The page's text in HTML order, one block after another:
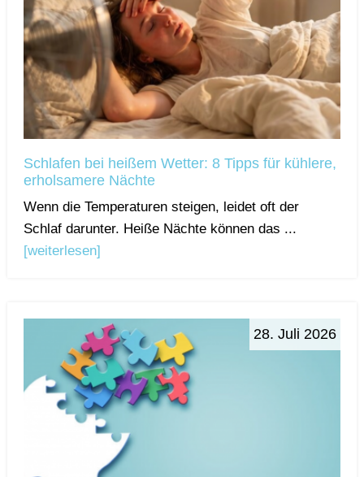
Schlafen bei heißem Wetter: 8 Tipps für kühlere,
erholsamere Nächte
Wenn die Temperaturen steigen, leidet oft der
Schlaf darunter. Heiße Nächte können das ...
[weiterlesen]
28. Juli 2026